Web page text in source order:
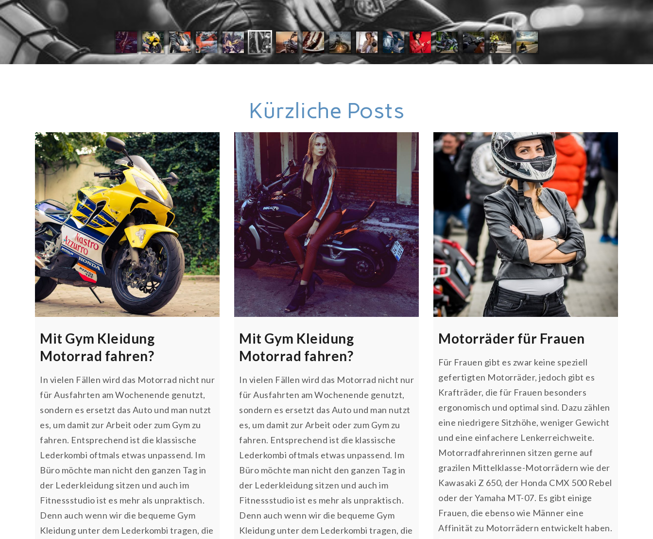
Kürzliche Posts
Mit Gym Kleidung
Motorrad fahren?
In vielen Fällen wird das Motorrad nicht nur
für Ausfahrten am Wochenende genutzt,
sondern es ersetzt das Auto und man nutzt
es, um damit zur Arbeit oder zum Gym zu
fahren. Entsprechend ist die klassische
Lederkombi oftmals etwas unpassend. Im
Büro möchte man nicht den ganzen Tag in
der Lederkleidung sitzen und auch im
Fitnessstudio ist es mehr als unpraktisch.
Denn auch wenn wir die bequeme Gym
Kleidung unter dem Lederkombi tragen, die
Mit Gym Kleidung
Motorrad fahren?
In vielen Fällen wird das Motorrad nicht nur
für Ausfahrten am Wochenende genutzt,
sondern es ersetzt das Auto und man nutzt
es, um damit zur Arbeit oder zum Gym zu
fahren. Entsprechend ist die klassische
Lederkombi oftmals etwas unpassend. Im
Büro möchte man nicht den ganzen Tag in
der Lederkleidung sitzen und auch im
Fitnessstudio ist es mehr als unpraktisch.
Denn auch wenn wir die bequeme Gym
Kleidung unter dem Lederkombi tragen, die
Motorräder für Frauen
Für Frauen gibt es zwar keine speziell
gefertigten Motorräder, jedoch gibt es
Krafträder, die für Frauen besonders
ergonomisch und optimal sind. Dazu zählen
eine niedrigere Sitzhöhe, weniger Gewicht
und eine einfachere Lenkerreichweite.
Motorradfahrerinnen sitzen gerne auf
grazilen Mittelklasse-Motorrädern wie der
Kawasaki Z 650, der Honda CMX 500 Rebel
oder der Yamaha MT-07. Es gibt einige
Frauen, die ebenso wie Männer eine
Affinität zu Motorrädern entwickelt haben.